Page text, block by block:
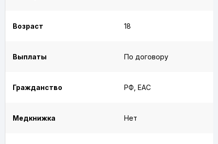
Возраст 18
Выплаты По договору
Гражданство РФ, ЕАС
Медкнижка Нет